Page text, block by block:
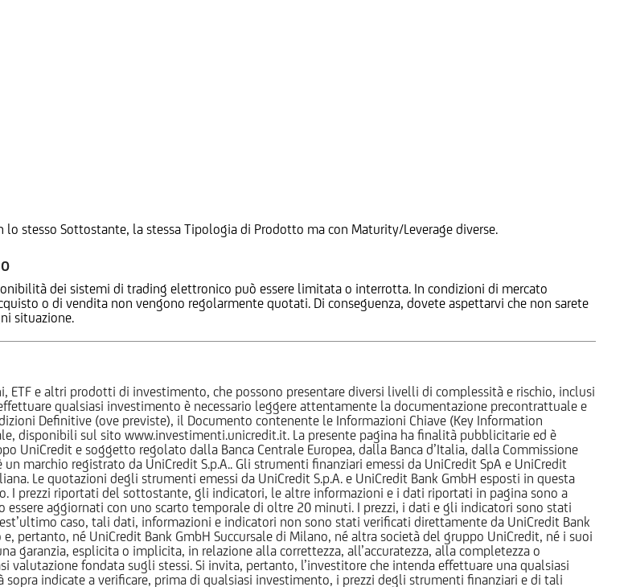
stesso Sottostante, la stessa Tipologia di Prodotto ma con Maturity/Leverage diverse.
dei sistemi di trading elettronico può essere limitata o interrotta. In condizioni di mercato
o di vendita non vengono regolarmente quotati. Di conseguenza, dovete aspettarvi che non sarete
situazione.
e altri prodotti di investimento, che possono presentare diversi livelli di complessità e rischio, inclusi
qualsiasi investimento è necessario leggere attentamente la documentazione precontrattuale e
Definitive (ove previste), il Documento contenente le Informazioni Chiave (Key Information
disponibili sul sito www.investimenti.unicredit.it. La presente pagina ha finalità pubblicitarie ed è
UniCredit e soggetto regolato dalla Banca Centrale Europea, dalla Banca d’Italia, dalla Commissione
marchio registrato da UniCredit S.p.A.. Gli strumenti finanziari emessi da UniCredit SpA e UniCredit
Le quotazioni degli strumenti emessi da UniCredit S.p.A. e UniCredit Bank GmbH esposti in questa
I prezzi riportati del sottostante, gli indicatori, le altre informazioni e i dati riportati in pagina sono a
aggiornati con uno scarto temporale di oltre 20 minuti. I prezzi, i dati e gli indicatori sono stati
caso, tali dati, informazioni e indicatori non sono stati verificati direttamente da UniCredit Bank
pertanto, né UniCredit Bank GmbH Succursale di Milano, né altra società del gruppo UniCredit, né i suoi
garanzia, esplicita o implicita, in relazione alla correttezza, all’accuratezza, alla completezza o
fondata sugli stessi. Si invita, pertanto, l’investitore che intenda effettuare una qualsiasi
indicate a verificare, prima di qualsiasi investimento, i prezzi degli strumenti finanziari e di tali